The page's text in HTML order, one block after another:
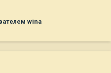
wina